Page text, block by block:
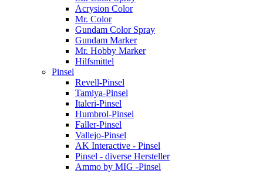
Acrysion Color
Mr. Color
Gundam Color Spray
Gundam Marker
Mr. Hobby Marker
Hilfsmittel
Pinsel
Revell-Pinsel
Tamiya-Pinsel
Italeri-Pinsel
Humbrol-Pinsel
Faller-Pinsel
Vallejo-Pinsel
AK Interactive - Pinsel
Pinsel - diverse Hersteller
Ammo by MIG -Pinsel